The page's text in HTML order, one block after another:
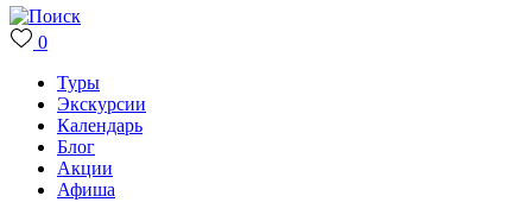
0
Туры
Экскурсии
Календарь
Блог
Акции
Афиша